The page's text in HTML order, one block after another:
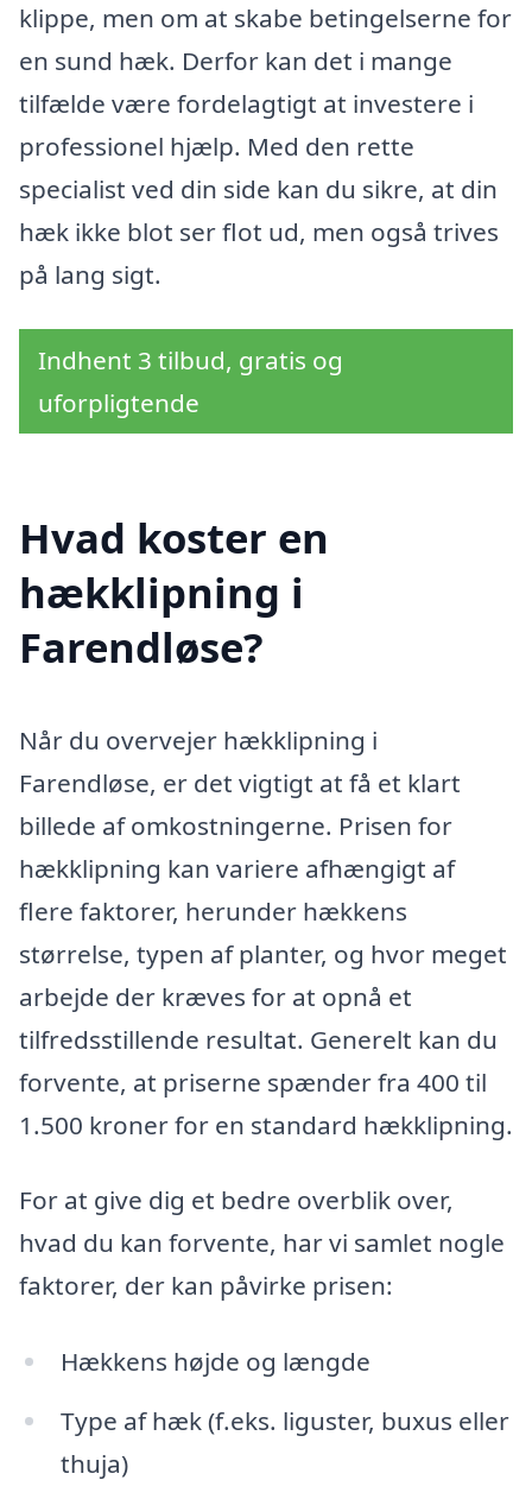
klippe, men om at skabe betingelserne for
en sund hæk. Derfor kan det i mange
tilfælde være fordelagtigt at investere i
professionel hjælp. Med den rette
specialist ved din side kan du sikre, at din
hæk ikke blot ser flot ud, men også trives
på lang sigt.
Indhent 3 tilbud, gratis og
uforpligtende
Hvad koster en
hækklipning i
Farendløse?
Når du overvejer hækklipning i
Farendløse, er det vigtigt at få et klart
billede af omkostningerne. Prisen for
hækklipning kan variere afhængigt af
flere faktorer, herunder hækkens
størrelse, typen af planter, og hvor meget
arbejde der kræves for at opnå et
tilfredsstillende resultat. Generelt kan du
forvente, at priserne spænder fra 400 til
1.500 kroner for en standard hækklipning.
For at give dig et bedre overblik over,
hvad du kan forvente, har vi samlet nogle
faktorer, der kan påvirke prisen:
Hækkens højde og længde
Type af hæk (f.eks. liguster, buxus eller
thuja)